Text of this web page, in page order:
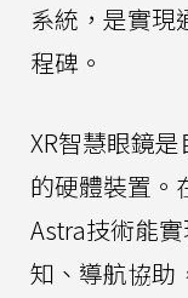
系統，是實現
程碑。
XR智慧眼鏡
的硬體裝置。
Astra技術能
知、導航協助